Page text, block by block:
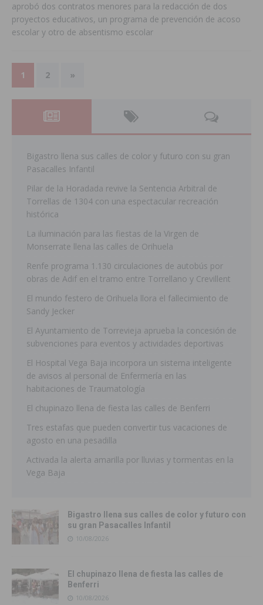
aprobó dos contratos menores para la redacción de dos
proyectos educativos, un programa de prevención de acoso
escolar y otro de absentismo escolar
1 2 »
Bigastro llena sus calles de color y futuro con su gran
Pasacalles Infantil
Pilar de la Horadada revive la Sentencia Arbitral de
Torrellas de 1304 con una espectacular recreación
histórica
La iluminación para las fiestas de la Virgen de
Monserrate llena las calles de Orihuela
Renfe programa 1.130 circulaciones de autobús por
obras de Adif en el tramo entre Torrellano y Crevillent
El mundo festero de Orihuela llora el fallecimiento de
Sandy Jecker
El Ayuntamiento de Torrevieja aprueba la concesión de
subvenciones para eventos y actividades deportivas
El Hospital Vega Baja incorpora un sistema inteligente
de avisos al personal de Enfermería en las
habitaciones de Traumatología
El chupinazo llena de fiesta las calles de Benferri
Tres estafas que pueden convertir tus vacaciones de
agosto en una pesadilla
Activada la alerta amarilla por lluvias y tormentas en la
Vega Baja
Bigastro llena sus calles de color y futuro con
su gran Pasacalles Infantil
10/08/2026
El chupinazo llena de fiesta las calles de
Benferri
10/08/2026